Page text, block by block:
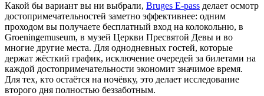
Какой бы вариант вы ни выбрали, Bruges E-pass делает осмотр
достопримечательностей заметно эффективнее: одним
проходом вы получаете бесплатный вход на колокольню, в
Groeningemuseum, в музей Церкви Пресвятой Девы и во
многие другие места. Для однодневных гостей, которые
держат жёсткий график, исключение очередей за билетами на
каждой достопримечательности экономит значимое время.
Для тех, кто остаётся на ночёвку, это делает исследование
второго дня полностью беззаботным.